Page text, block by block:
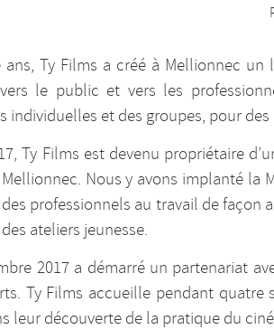
ans, Ty Films a créé à Mellionnec
le public et vers les
individuelles et des groupes, pour
Ty Films est devenu propriétaire
Nous y avons implanté la
professionnels au travail de façon
ateliers jeunesse.
2017 a démarré un partenariat
Ty Films accueille pendant quatre
leur découverte de la pratique du